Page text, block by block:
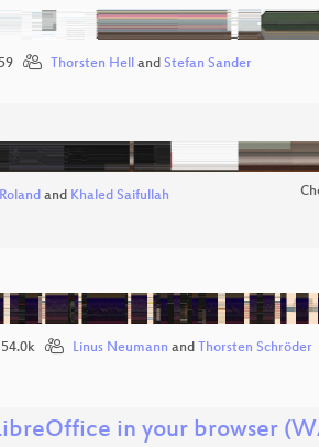
59 Thorsten Helland Stefan Sander
and Khaled Saifullah
54.0k Linus Neumann and Thorsten Schröder
in your browser